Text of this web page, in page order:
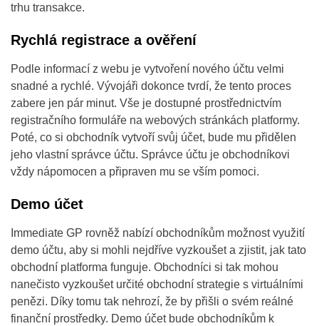
trhu transakce.
Rychlá registrace a ověření
Podle informací z webu je vytvoření nového účtu velmi
snadné a rychlé. Vývojáři dokonce tvrdí, že tento proces
zabere jen pár minut. Vše je dostupné prostřednictvím
registračního formuláře na webových stránkách platformy.
Poté, co si obchodník vytvoří svůj účet, bude mu přidělen
jeho vlastní správce účtu. Správce účtu je obchodníkovi
vždy nápomocen a připraven mu se vším pomoci.
Demo účet
Immediate GP rovněž nabízí obchodníkům možnost využití
demo účtu, aby si mohli nejdříve vyzkoušet a zjistit, jak tato
obchodní platforma funguje. Obchodníci si tak mohou
nanečisto vyzkoušet určité obchodní strategie s virtuálními
penězi. Díky tomu tak nehrozí, že by přišli o svém reálné
finanční prostředky. Demo účet bude obchodníkům k